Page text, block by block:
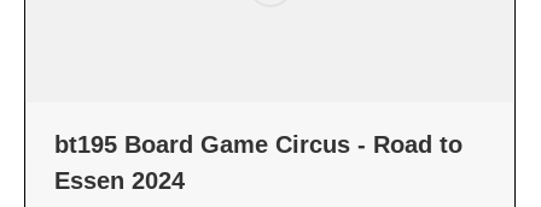
bt195 Board Game Circus - Road to
Essen 2024